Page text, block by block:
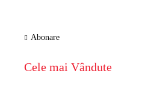
Abonare
Cele mai Vândute